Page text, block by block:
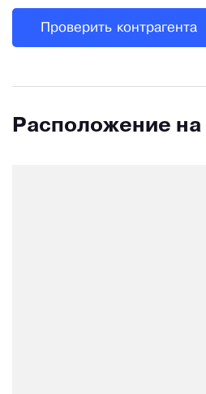
Проверить контрагента
Расположение на